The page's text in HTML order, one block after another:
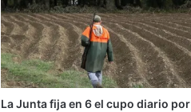
La Junta fija en 6 el cupo diario por